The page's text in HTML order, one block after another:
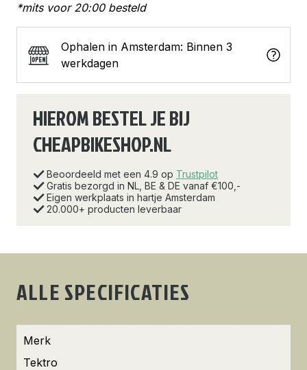
*mits voor 20:00 besteld
Ophalen in Amsterdam: Binnen 3
werkdagen
HIEROM BESTEL JE BIJ
CHEAPBIKESHOP.NL
Beoordeeld met een 4.9 op Trustpilot
Gratis bezorgd in NL, BE & DE vanaf €100,-
Eigen werkplaats in hartje Amsterdam
20.000+ producten leverbaar
ALLE SPECIFICATIES
Merk
Tektro